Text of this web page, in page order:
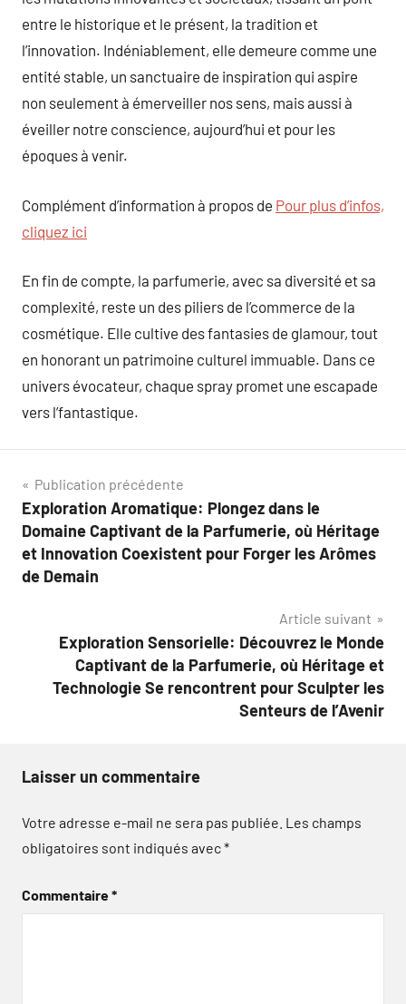
entre le historique et le présent, la tradition et
l’innovation. Indéniablement, elle demeure comme une
entité stable, un sanctuaire de inspiration qui aspire
non seulement à émerveiller nos sens, mais aussi à
éveiller notre conscience, aujourd’hui et pour les
époques à venir.
Complément d’information à propos de Pour plus d’infos,
cliquez ici
En fin de compte, la parfumerie, avec sa diversité et sa
complexité, reste un des piliers de l’commerce de la
cosmétique. Elle cultive des fantasies de glamour, tout
en honorant un patrimoine culturel immuable. Dans ce
univers évocateur, chaque spray promet une escapade
vers l’fantastique.
Navigation
de
l’article
Publication précédente
Exploration Aromatique: Plongez dans le
Domaine Captivant de la Parfumerie, où Héritage
et Innovation Coexistent pour Forger les Arômes
de Demain
Article suivant
Exploration Sensorielle: Découvrez le Monde
Captivant de la Parfumerie, où Héritage et
Technologie Se rencontrent pour Sculpter les
Senteurs de l’Avenir
Laisser un commentaire
Votre adresse e-mail ne sera pas publiée. Les champs
obligatoires sont indiqués avec*
Commentaire*